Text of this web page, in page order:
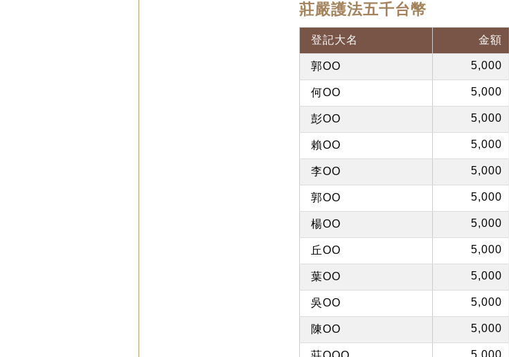
莊嚴護法五千台幣
登記大名 金額
郭OO 5,000
何OO 5,000
彭OO 5,000
賴OO 5,000
李OO 5,000
郭OO 5,000
楊OO 5,000
丘OO 5,000
葉OO 5,000
吳OO 5,000
陳OO 5,000